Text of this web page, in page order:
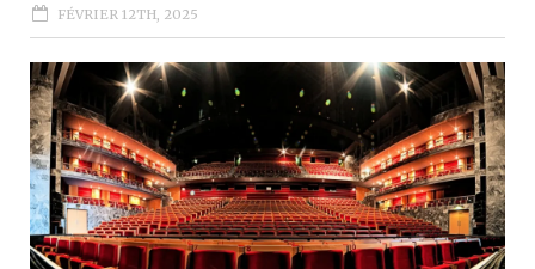
FÉVRIER 12TH, 2025